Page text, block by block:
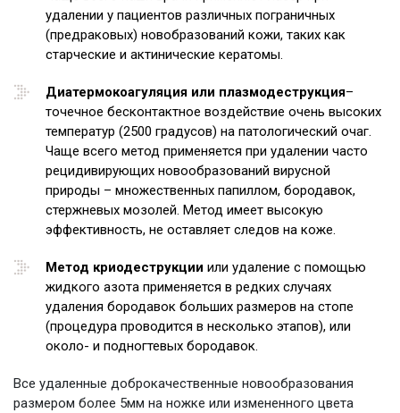
удалении у пациентов различных пограничных
(предраковых) новобразований кожи, таких как
старческие и актинические кератомы.
Диатермокоагуляция или плазмодеструкция–
точечное бесконтактное воздействие очень высоких
температур (2500 градусов) на патологический очаг.
Чаще всего метод применяется при удалении часто
рецидивирующих новообразований вирусной
природы – множественных папиллом, бородавок,
стержневых мозолей. Метод имеет высокую
эффективность, не оставляет следов на коже.
Метод криодеструкции или удаление с помощью
жидкого азота применяется в редких случаях
удаления бородавок больших размеров на стопе
(процедура проводится в несколько этапов), или
около- и подногтевых бородавок.
Все удаленные доброкачественные новообразования
размером более 5мм на ножке или измененного цвета